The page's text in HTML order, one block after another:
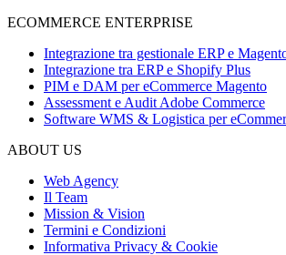
ECOMMERCE ENTERPRISE
Integrazione tra gestionale ERP e
Integrazione tra ERP e Shopify Plus
PIM e DAM per eCommerce Magento
Assessment e Audit Adobe Commerce
Software WMS & Logistica per
ABOUT US
Web Agency
Il Team
Mission & Vision
Termini e Condizioni
Informativa Privacy & Cookie